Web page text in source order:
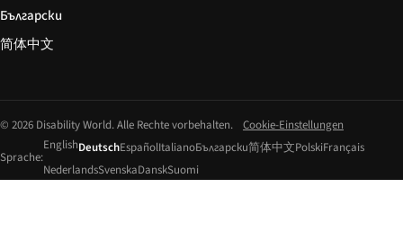
Български
简体中文
© 2026 Disability World. Alle Rechte vorbehalten. Cookie-Einstellungen
Sprache:
EnglishDeutschEspañolItalianoБългарски简体中文PolskiFrançais
NederlandsSvenskaDanskSuomi